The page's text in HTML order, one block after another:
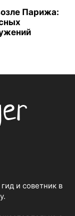
Парижа:
и советник в